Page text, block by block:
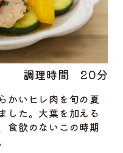
調理時間20分
かいヒレ肉を旬の夏
した。大葉を加える
食欲のないこの時期